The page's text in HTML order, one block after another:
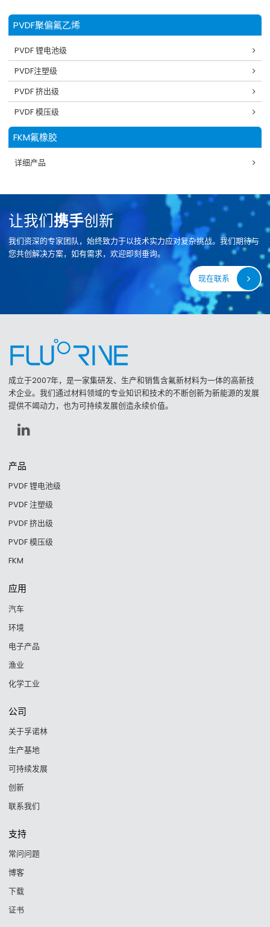
PVDF聚偏氟乙烯
PVDF 锂电池级
PVDF注塑级
PVDF 挤出级
PVDF 模压级
FKM氟橡胶
详细产品
让我们携手创新
我们资深的专家团队，始终致力于以技术实力应对复杂挑战。我们期待与
您共创解决方案，如有需求，欢迎即刻垂询。
现在联系
成立于2007年，是一家集研发、生产和销售含氟新材料为一体的高新技
术企业。我们通过材料领域的专业知识和技术的不断创新为新能源的发展
提供不竭动力，也为可持续发展创造永续价值。
产品
PVDF 锂电池级
PVDF 注塑级
PVDF 挤出级
PVDF 模压级
FKM
应用
汽车
环境
电子产品
渔业
化学工业
公司
关于孚诺林
生产基地
可持续发展
创新
联系我们
支持
常问问题
博客
下载
证书